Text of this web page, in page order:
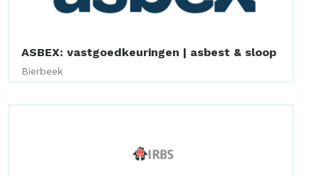
ASBEX: vastgoedkeuringen | asbest & sloop
Bierbeek